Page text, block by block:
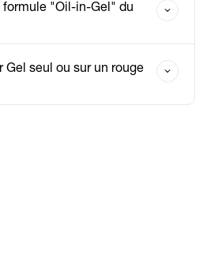
formule "Oil-in-Gel" du
Gel seul ou sur un rouge